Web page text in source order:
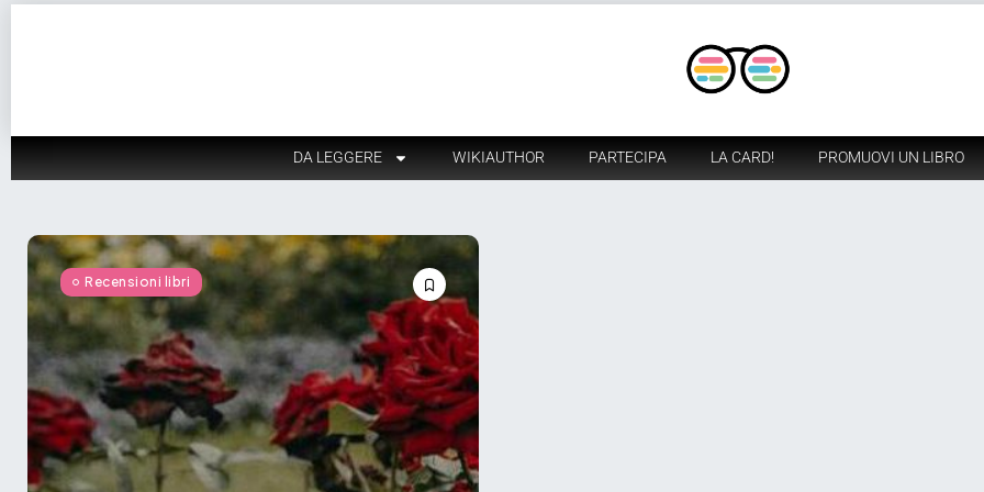
DA LEGGERE WIKIAUTHOR PARTECIPA LA CARD! PROMUOVI UN LIBRO
Recensioni libri